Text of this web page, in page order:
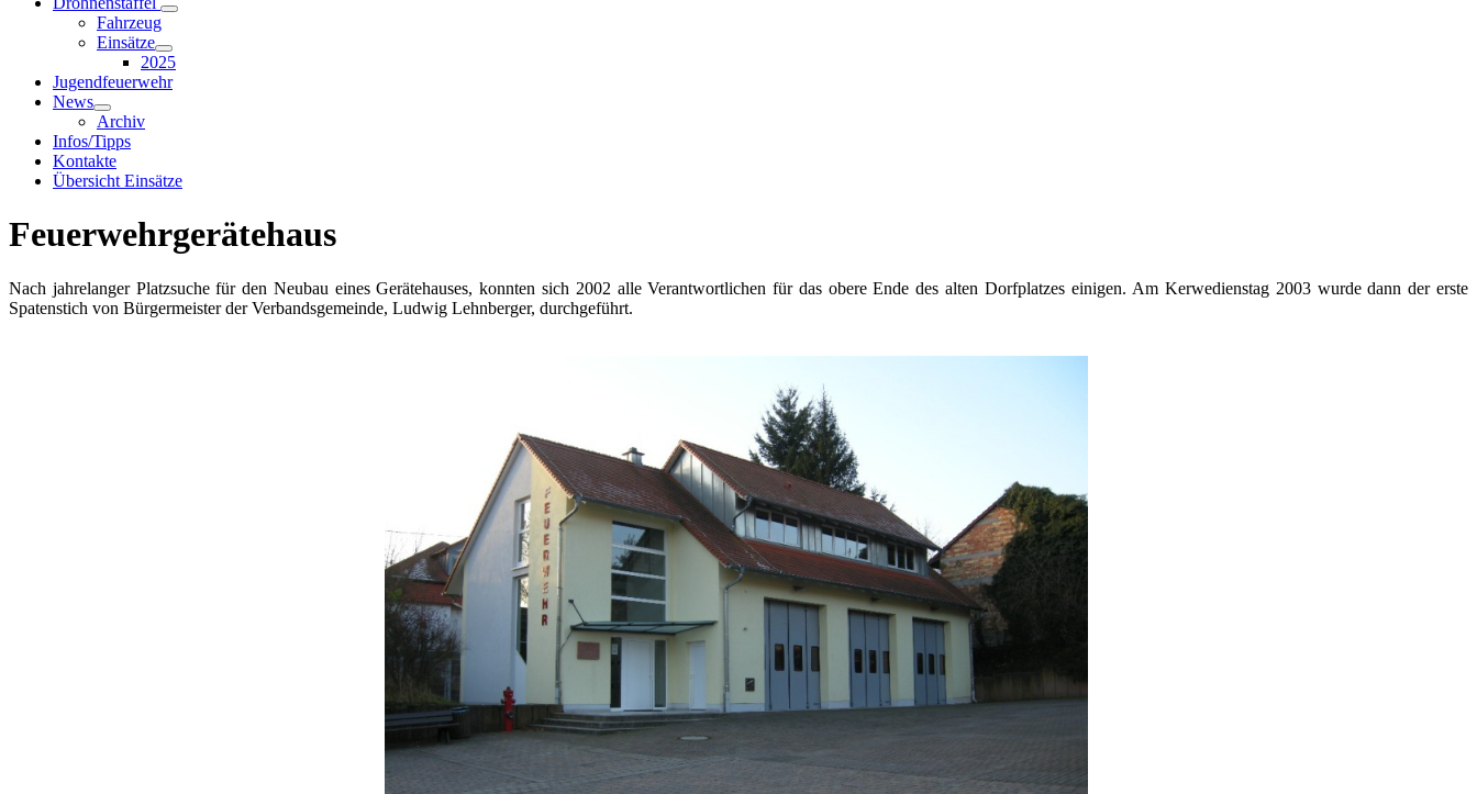
Fahrzeug
Einsätze
2025
Jugendfeuerwehr
News
Archiv
Infos/Tipps
Kontakte
Übersicht Einsätze
Feuerwehrgerätehaus
Nach jahrelanger Platzsuche für den Neubau eines Gerätehauses, konnten sich 2002 alle Verantwortlichen für das obere Ende des alten Dorfplatzes einigen. Am Kerwedienstag 2003 wurde dann der erste
Spatenstich von Bürgermeister der Verbandsgemeinde, Ludwig Lehnberger, durchgeführt.